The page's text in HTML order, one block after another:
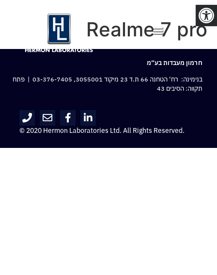
פתח סרגל נגישות
Realme 7 pro
חרמון מעבדות בע“מ
בנימינה: רח‘ הטחנה 66 ת.ד 23 מיקוד 3055001,
03-376-7405 | פתח
תקווה: הסיבים 43
© 2020 Hermon Laboratories Ltd. All Rights Reserved.